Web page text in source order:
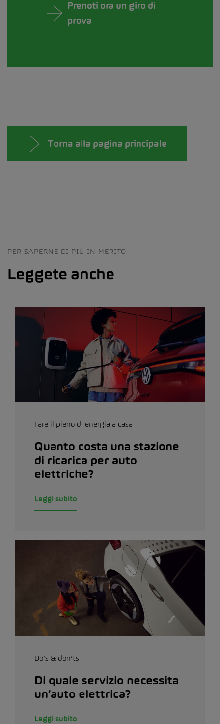
Prenoti ora un giro di
prova
Torna alla pagina principale
PER SAPERNE DI PIÙ IN MERITO
Leggete anche
Fare il pieno di energia a casa
Quanto costa una stazione
di ricarica per auto
elettriche?
Leggi subito
Do’s & don’ts
Di quale servizio necessita
un’auto elettrica?
Leggi subito